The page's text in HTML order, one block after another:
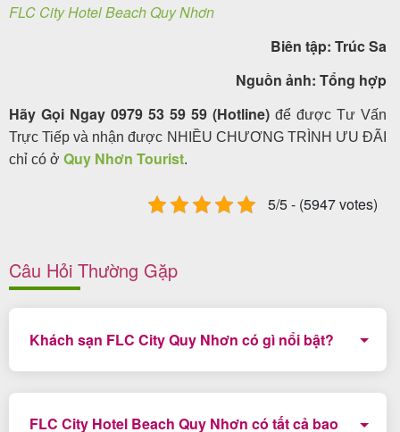
FLC City Hotel Beach Quy Nhơn
Biên tập: Trúc Sa
Nguồn ảnh: Tổng hợp
Hãy Gọi Ngay 0979 53 59 59 (Hotline) để được Tư Vấn
Trực Tiếp và nhận được NHIỀU CHƯƠNG TRÌNH ƯU ĐÃI
chỉ có ở Quy Nhơn Tourist.
5/5 - (5947 votes)
Câu Hỏi Thường Gặp
Khách sạn FLC City Quy Nhơn có gì nổi bật?
biển độc nhất tại Quy Nhơn.
FLC City Hotel Beach Quy Nhơn có tất cả bao